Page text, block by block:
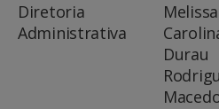
Diretoria
Administrativa
Melissa
Durau